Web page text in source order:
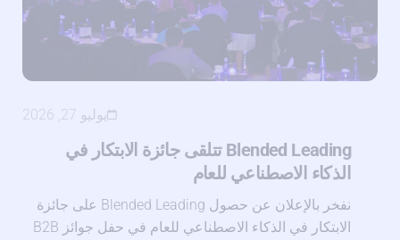
يوليو 27, 2026
Blended Leading تتلقى جائزة الابتكار في
الذكاء الاصطناعي للعام
نفخر بالإعلان عن حصول Blended Leading على جائزة
الابتكار في الذكاء الاصطناعي للعام في حفل جوائز B2B